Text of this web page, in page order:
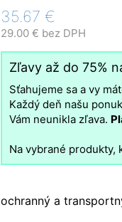
35.67 €
29.00 € bez DPH
Zľavy až do 75%
Sťahujeme sa a vy
Každý deň našu
Vám neunikla zľava.
Na vybrané
ochranný a